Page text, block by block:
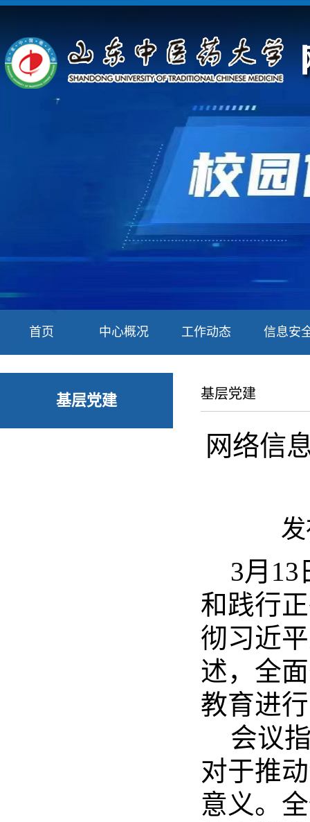
首页 中心概况 工作动态 信息安
基层党建 基层党建
网络信
3月13
和践行
彻习近
述，全
教育进
会议
对于推动
意义。